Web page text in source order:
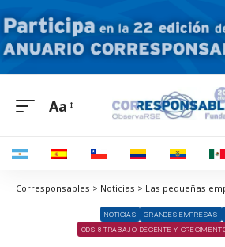
Aa
NOTICIAS GRANDES EMPRESAS
ODS 8 TRABAJO DECENTE Y